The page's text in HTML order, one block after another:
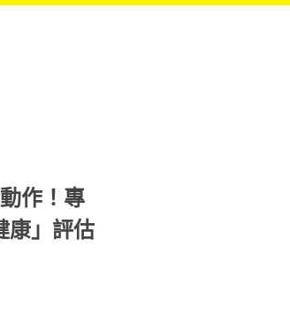
作！專
康」評估